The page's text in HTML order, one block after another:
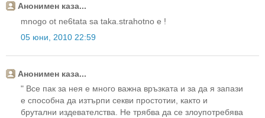
Анонимен каза...
mnogo ot ne6tata sa taka.strahotno e !
05 юни, 2010 22:59
Анонимен каза...
" Все пак за нея е много важна връзката и за да я запази
е способна да изтърпи секви простотии, както и
брутални издевателства. Не трябва да се злоупотребява